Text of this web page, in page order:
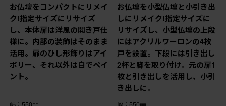
お仏壇をコンパクトにリメイ
ク!指定サイズにリサイズ
し、本体扉は洋風の開き戸仕
様に。内部の装飾はそのまま
活用。扉のひし形飾りはアイ
ボリー、それ以外は白でペイ
ント。
お仏壇を小型仏壇と小引き出
しにリメイク!指定サイズに
リサイズし、小型仏壇の上段
にはアクリルワーロンの4枚
戸を設置。下段には引き出し
2杯と脚を取り付け。元の扉1
枚と引き出しを活用し、小引
き出しに。